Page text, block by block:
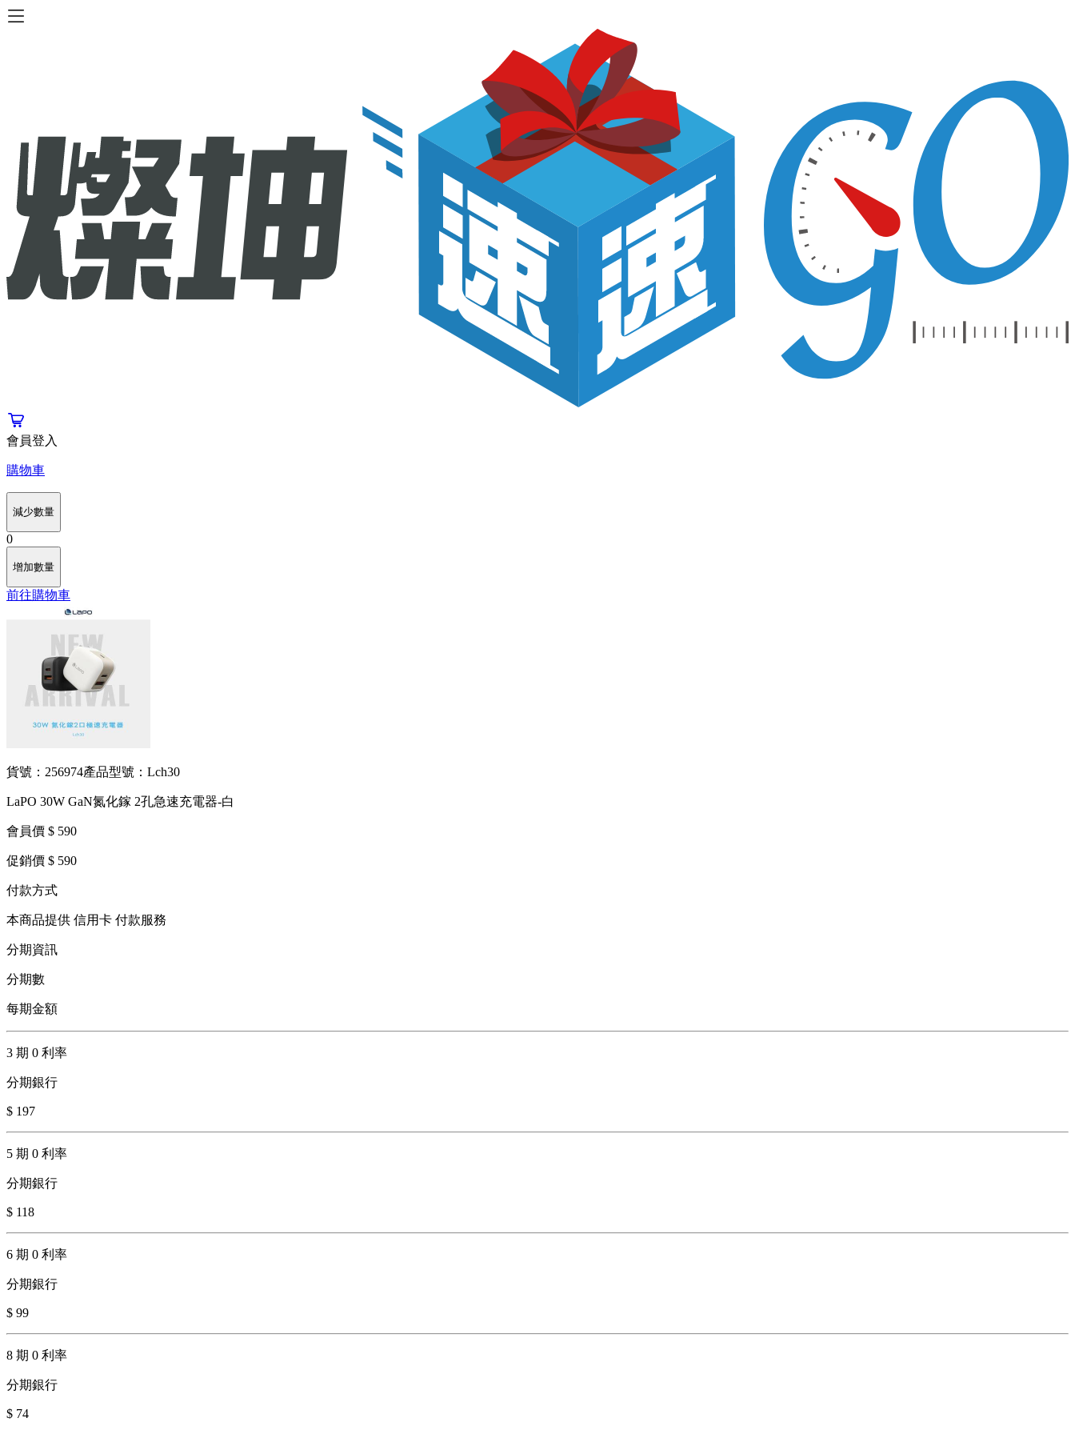
會員登入
購物車
減少數量
0
增加數量
前往購物車
貨號：256974產品型號：Lch30
LaPO 30W GaN氮化鎵 2孔急速充電器-白
會員價 $ 590
促銷價 $ 590
付款方式
本商品提供 信用卡 付款服務
分期資訊
分期數
每期金額
3 期 0 利率
分期銀行
$ 197
5 期 0 利率
分期銀行
$ 118
6 期 0 利率
分期銀行
$ 99
8 期 0 利率
分期銀行
$ 74